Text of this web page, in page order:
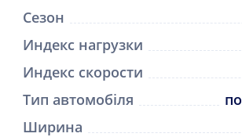
Сезон
Индекс нагрузки
Индекс скорости
Тип автомобіля
Ширина